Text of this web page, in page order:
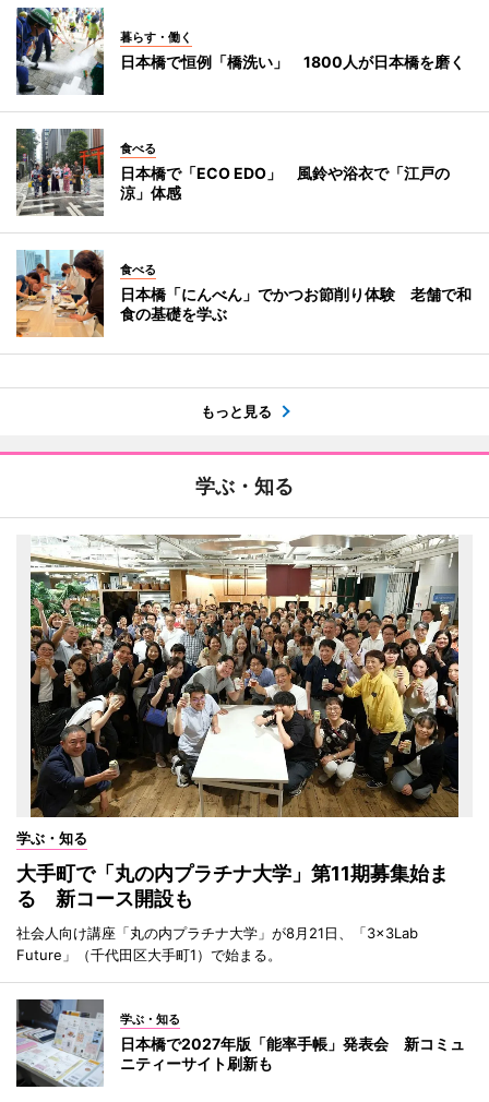
暮らす・働く
日本橋で恒例「橋洗い」 1800人が日本橋を磨く
食べる
日本橋で「ECO EDO」 風鈴や浴衣で「江戸の
涼」体感
食べる
日本橋「にんべん」でかつお節削り体験 老舗で和
食の基礎を学ぶ
もっと見る
学ぶ・知る
学ぶ・知る
大手町で「丸の内プラチナ大学」第11期募集始ま
る 新コース開設も
社会人向け講座「丸の内プラチナ大学」が8月21日、「3×3Lab
Future」（千代田区大手町1）で始まる。
学ぶ・知る
日本橋で2027年版「能率手帳」発表会 新コミュ
ニティーサイト刷新も